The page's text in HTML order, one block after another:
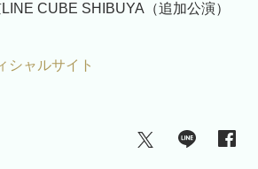
CUBE SHIBUYA（追加公演）
シャルサイト